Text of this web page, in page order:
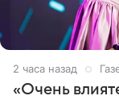
2 часа назад
«Очень